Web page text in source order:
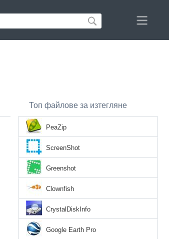
Топ файлове за изтегляне
PeaZip
ScreenShot
Greenshot
Clownfish
CrystalDiskInfo
Google Earth Pro